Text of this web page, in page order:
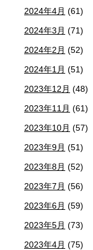
2024年4月 (61)
2024年3月 (71)
2024年2月 (52)
2024年1月 (51)
2023年12月 (48)
2023年11月 (61)
2023年10月 (57)
2023年9月 (51)
2023年8月 (52)
2023年7月 (56)
2023年6月 (59)
2023年5月 (73)
2023年4月 (75)